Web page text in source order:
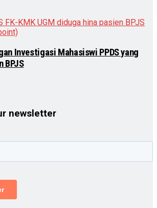
Investigasi Mahasiswi PPDS yang
BPJS
newsletter